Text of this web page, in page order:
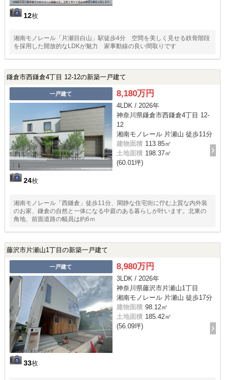
12枚
湘南モノレール「片瀬目白山」駅徒歩4分 空間を美しく見せる鉄骨階段
を採用した開放的なLDKが魅力 家事動線の良い間取りです
鎌倉市西鎌倉4丁目 12-12の新築一戸建て
一戸建て
24枚
8,180万円
4LDK / 2026年
神奈川県鎌倉市西鎌倉4丁目 12-
12
湘南モノレール 片瀬山 徒歩11分
建物面積 113.85㎡
土地面積 198.37㎡
(60.01坪)
湘南モノレール「西鎌倉」徒歩11分、閑静な住宅街に佇む上質な内外装
のお家、鎌倉の自然と一体になる中庭のある暮らしが叶います。北東の
角地、前面道路の幅員は約6ｍ
藤沢市片瀬山1丁目の新築一戸建て
一戸建て
33枚
8,980万円
3LDK / 2026年
神奈川県藤沢市片瀬山1丁目
湘南モノレール 片瀬山 徒歩17分
建物面積 98.12㎡
土地面積 185.42㎡
(56.09坪)